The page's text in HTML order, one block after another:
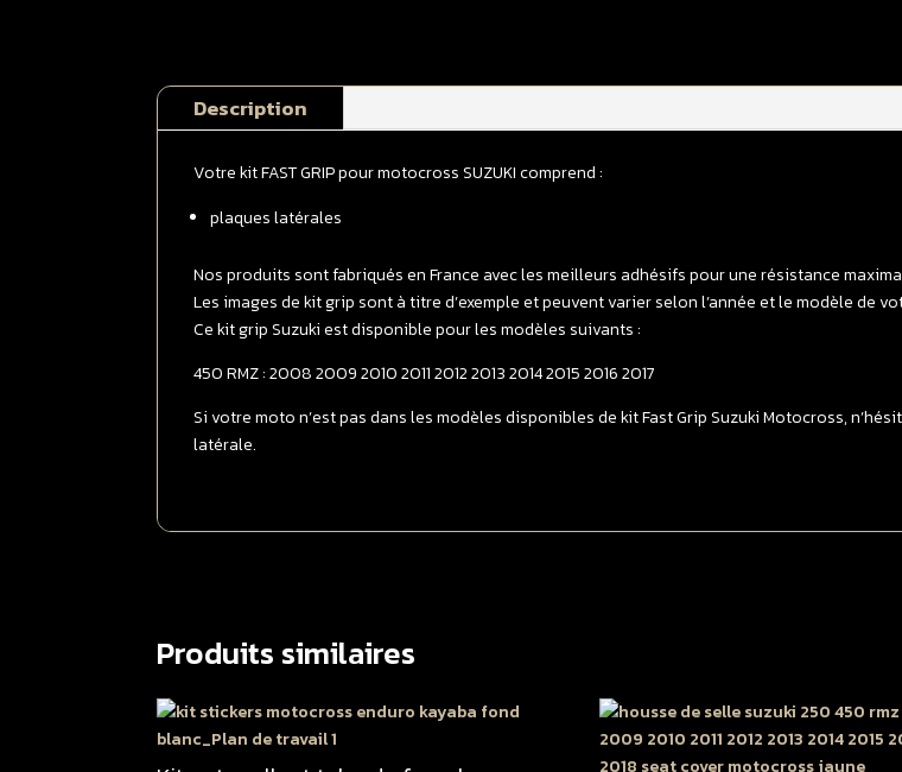
Description
Votre kit FAST GRIP pour motocross SUZUKI comprend :
plaques latérales
Nos produits sont fabriqués en France avec les meilleurs adhésifs pour une résistance
Les images de kit grip sont à titre d’exemple et peuvent varier selon l’année et le modèle de
Ce kit grip Suzuki est disponible pour les modèles suivants :
450 RMZ : 2008 2009 2010 2011 2012 2013 2014 2015 2016 2017
Si votre moto n’est pas dans les modèles disponibles de kit Fast Grip Suzuki Motocross,
latérale.
Produits similaires